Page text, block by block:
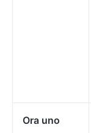
Ora uno